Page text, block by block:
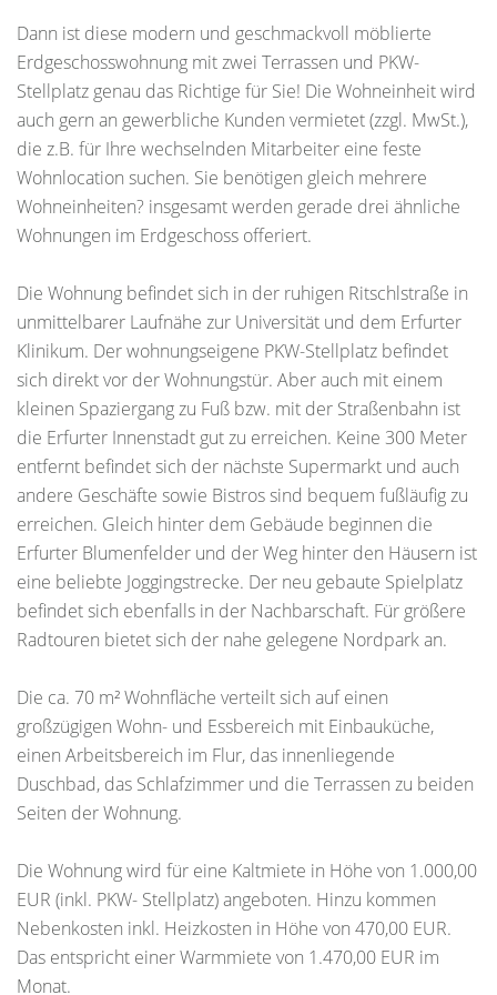
Dann ist diese modern und geschmackvoll möblierte
Erdgeschosswohnung mit zwei Terrassen und PKW-
Stellplatz genau das Richtige für Sie! Die Wohneinheit wird
auch gern an gewerbliche Kunden vermietet (zzgl. MwSt.),
die z.B. für Ihre wechselnden Mitarbeiter eine feste
Wohnlocation suchen. Sie benötigen gleich mehrere
Wohneinheiten? insgesamt werden gerade drei ähnliche
Wohnungen im Erdgeschoss offeriert.
Die Wohnung befindet sich in der ruhigen Ritschlstraße in
unmittelbarer Laufnähe zur Universität und dem Erfurter
Klinikum. Der wohnungseigene PKW-Stellplatz befindet
sich direkt vor der Wohnungstür. Aber auch mit einem
kleinen Spaziergang zu Fuß bzw. mit der Straßenbahn ist
die Erfurter Innenstadt gut zu erreichen. Keine 300 Meter
entfernt befindet sich der nächste Supermarkt und auch
andere Geschäfte sowie Bistros sind bequem fußläufig zu
erreichen. Gleich hinter dem Gebäude beginnen die
Erfurter Blumenfelder und der Weg hinter den Häusern ist
eine beliebte Joggingstrecke. Der neu gebaute Spielplatz
befindet sich ebenfalls in der Nachbarschaft. Für größere
Radtouren bietet sich der nahe gelegene Nordpark an.
Die ca. 70 m² Wohnfläche verteilt sich auf einen
großzügigen Wohn- und Essbereich mit Einbauküche,
einen Arbeitsbereich im Flur, das innenliegende
Duschbad, das Schlafzimmer und die Terrassen zu beiden
Seiten der Wohnung.
Die Wohnung wird für eine Kaltmiete in Höhe von 1.000,00
EUR (inkl. PKW- Stellplatz) angeboten. Hinzu kommen
Nebenkosten inkl. Heizkosten in Höhe von 470,00 EUR.
Das entspricht einer Warmmiete von 1.470,00 EUR im
Monat.